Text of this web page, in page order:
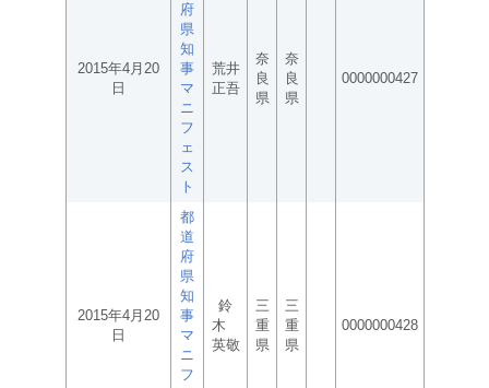
2015年4月20
日
府
県
知
事
マ
ニ
フ
ェ
ス
ト
荒井
正吾
奈
良
県
奈
良
県
0000000427
2015年4月20
日
都
道
府
県
知
事
マ
ニ
フ
鈴
木
英敬
三
重
県
三
重
県
0000000428